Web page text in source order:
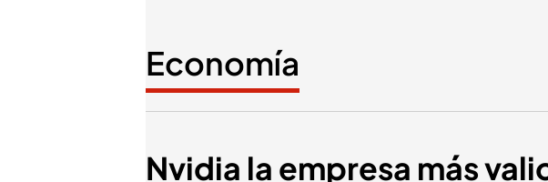
Economía
Nvidia la empresa más